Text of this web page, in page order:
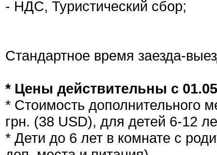
- НДС, Туристический сбор;
Стандартное время заезда-
* Цены действительны с
* Стоимость дополнительного
грн. (38 USD), для детей 6-12
* Дети до 6 лет в комнате с